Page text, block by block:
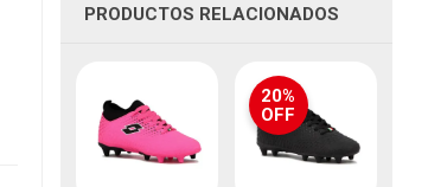
PRODUCTOS RELACIONADOS
20%
OFF